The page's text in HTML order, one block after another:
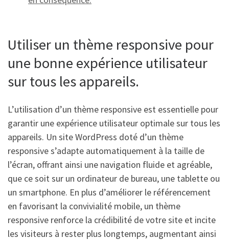
Utiliser un thème responsive pour
une bonne expérience utilisateur
sur tous les appareils.
L’utilisation d’un thème responsive est essentielle pour
garantir une expérience utilisateur optimale sur tous les
appareils. Un site WordPress doté d’un thème
responsive s’adapte automatiquement à la taille de
l’écran, offrant ainsi une navigation fluide et agréable,
que ce soit sur un ordinateur de bureau, une tablette ou
un smartphone. En plus d’améliorer le référencement
en favorisant la convivialité mobile, un thème
responsive renforce la crédibilité de votre site et incite
les visiteurs à rester plus longtemps, augmentant ainsi